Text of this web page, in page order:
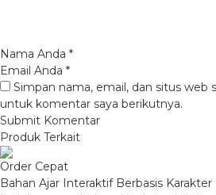
Nama Anda *
Email Anda *
Simpan nama, email, dan situs web
untuk komentar saya berikutnya.
Produk Terkait
Order Cepat
Bahan Ajar Interaktif Berbasis Karakter